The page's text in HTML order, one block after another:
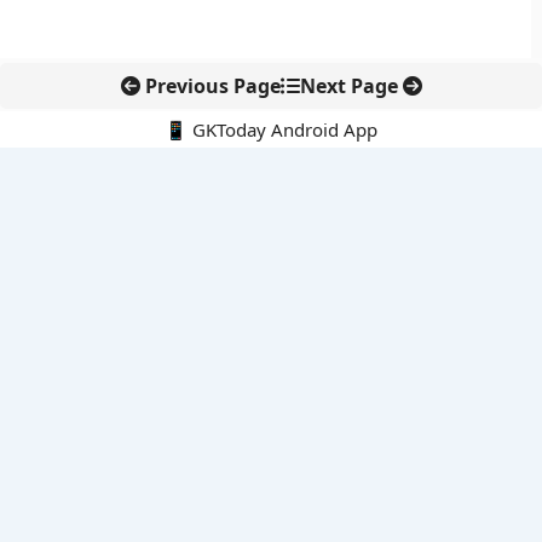
Previous Page Next Page
📱 GKToday Android App